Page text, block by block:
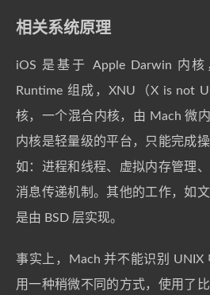
相关系统原理
iOS 是基于 Apple Darwin 内
Runtime 组成，XNU（X is not
核，一个混合内核，由 Mach 微
内核是轻量级的平台，只能完成
如：进程和线程、虚拟内存管理
消息传递机制。其他的工作，如
是由 BSD 层实现。
事实上，Mach 并不能识别 UNIX
用一种稍微不同的方式，使用了